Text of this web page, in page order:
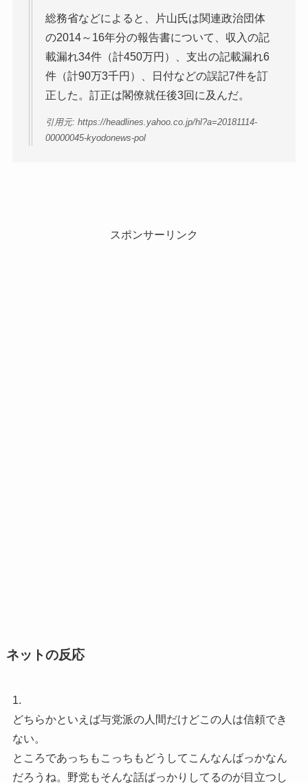
総務省などによると、片山氏は関連政治団体
の2014～16年分の報告書について、収入の記
載漏れ34件（計450万円）、支出の記載漏れ6
件（計90万3千円）、日付などの誤記7件を訂
正した。訂正は閣僚就任後3回に及んだ。
引用元: https://headlines.yahoo.co.jp/hl?a=20181114-
00000045-kyodonews-pol
スポンサーリンク
ネットの反応
1.
どちらかといえば与党派の人間だけどこの人は信頼でき
ない。
ところであっちもこっちもどうしてこんなんばっかなん
だろうね。野党もそんな話ばっかりしてるのが目立つし